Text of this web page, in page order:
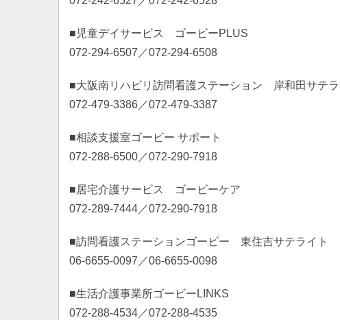
■児童デイサービス ゴービーPLUS
072-294-6507／072-294-6508
■大阪南リハビリ訪問看護ステーション 岸和田サテ
072-479-3386／072-479-3387
■相談支援室ゴービー サポート
072-288-6500／072-290-7918
■居宅介護サービス ゴービーケア
072-289-7444／072-290-7918
■訪問看護ステーションゴービー 東住吉サテライト
06-6655-0097／06-6655-0098
■生活介護事業所ゴービーLINKS
072-288-4534／072-288-4535